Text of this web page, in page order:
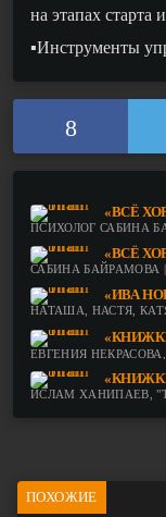
на этапах старта
▪️Инструменты
«ВСЁ
ПСИХОЛОГ САБИНА
«ВСЁ
САБИНА БАЙРАМОВА |
«ИВА
НАТАША, НАСТЯ,
ЕВГЕНИЯ НЕКРАСОВА,
ИСЛАМ ХАНИПАЕВ,
ПОХОЖИЕ